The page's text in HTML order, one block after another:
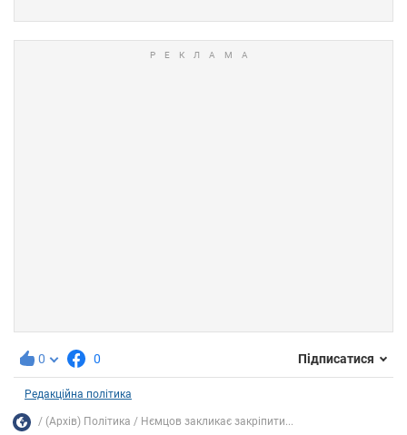
0 0 Підписатися
Редакційна політика
(Архів) Політика Нємцов закликає закріпити...